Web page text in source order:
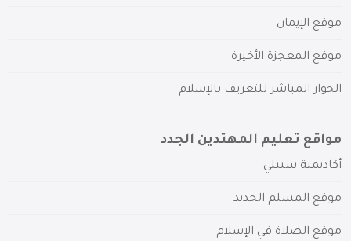
موقع الإيمان
موقع المعجزة الأخيرة
الحوار المباشر للتعريف بالإسلام
مواقع تعليم المهتدين الجدد
أكاديمية سبيلي
موقع المسلم الجديد
موقع الصلاة في الإسلام